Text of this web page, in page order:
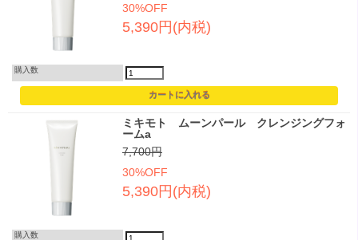
30%OFF
5,390円(内税)
購入数
ミキモト ムーンパール クレンジングフォ
ームa
7,700円
30%OFF
5,390円(内税)
購入数